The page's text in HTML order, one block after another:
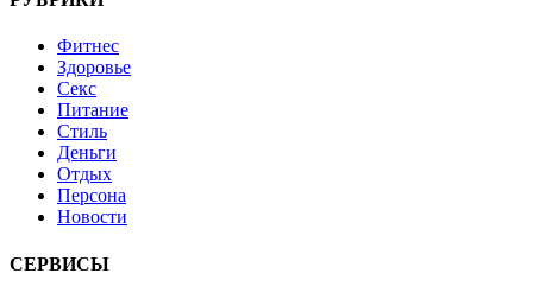
Фитнес
Здоровье
Секс
Питание
Стиль
Деньги
Отдых
Персона
Новости
СЕРВИСЫ